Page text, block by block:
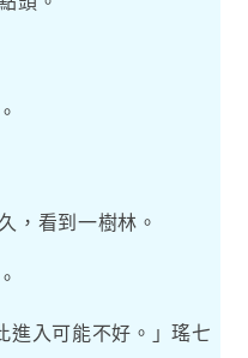
，看到一樹林。
進入可能不好。」瑤七